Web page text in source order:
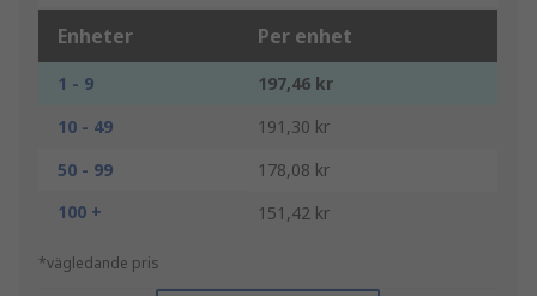
Enheter Per enhet
1 - 9
197,46 kr
10 - 49
191,30 kr
50 - 99
178,08 kr
100 +
151,42 kr
*vägledande pris